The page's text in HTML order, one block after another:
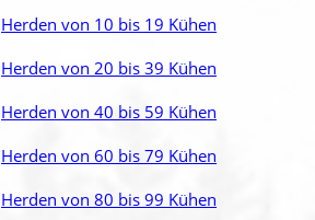
Herden von 10 bis 19 Kühen
Herden von 20 bis 39 Kühen
Herden von 40 bis 59 Kühen
Herden von 60 bis 79 Kühen
Herden von 80 bis 99 Kühen